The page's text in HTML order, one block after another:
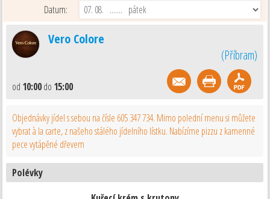
Datum:
Vero Colore
(Příbram)
od 10:00do 15:00
Objednávky jídel s sebou na čísle 605 347 734. Mimo polední menu si můžete
vybrat à la carte, z našeho stálého jídelního lístku. Nabízíme pizzu z kamenné
pece vytápěné dřevem
Polévky